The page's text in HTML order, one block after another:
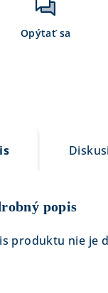
Opýtať sa
popis
produktu nie je